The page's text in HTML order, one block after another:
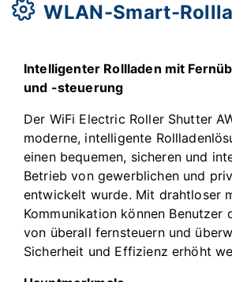
WLAN-Smart-
Intelligenter Rollladen mit
und -steuerung
Der WiFi Electric Roller Shutter
moderne, intelligente
einen bequemen, sicheren und
Betrieb von gewerblichen und
entwickelt wurde. Mit drahtloser
Kommunikation können Benutzer
von überall fernsteuern und
Sicherheit und Effizienz erhöht